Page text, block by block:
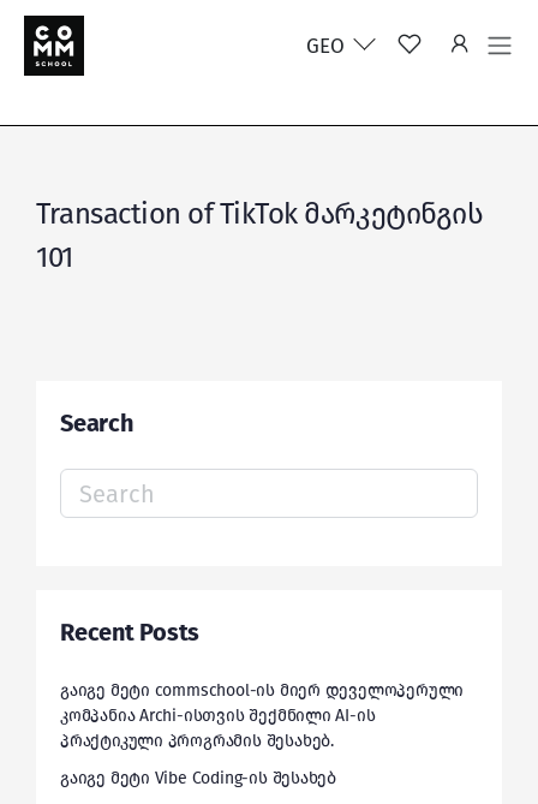
GEO
Transaction of TikTok მარკეტინგის
101
Search
Search
for:
Recent Posts
გაიგე მეტი commschool-ის მიერ დეველოპერული
კომპანია Archi-ისთვის შექმნილი AI-ის
პრაქტიკული პროგრამის შესახებ.
გაიგე მეტი Vibe Coding-ის შესახებ